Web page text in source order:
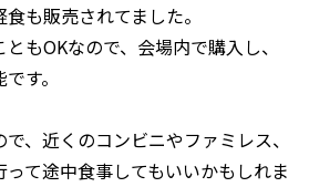
食も販売されてました。
もOKなので、会場内で購入し、
す。
、近くのコンビニやファミレス、
て途中食事してもいいかもしれま